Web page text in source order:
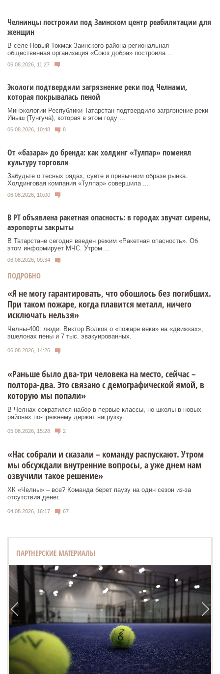
Челнинцы построили под Заинском центр реабилитации для
женщин
В селе Новый Токмак Заинского района региональная
общественная организация «Союз добра» построила ...
06.08.2026, 11:27
Экологи подтвердили загрязнение реки под Челнами,
которая покрывалась пеной
Минэкологии Республики Татарстан подтвердило загрязнение реки
Иныш (Тунгуча), которая в этом году ...
06.08.2026, 10:48 8
От «базара» до бренда: как холдинг «Тулпар» поменял
культуру торговли
Забудьте о тесных рядах, суете и привычном образе рынка.
Холдинговая компания «Тулпар» совершила ...
06.08.2026, 10:00
В РТ объявлена ракетная опасность: в городах звучат сирены,
аэропорты закрыты
В Татарстане сегодня введен режим «Ракетная опасность». Об
этом информирует МЧС. Утром ...
06.08.2026, 09:34
ПОДРОБНО
«Я не могу гарантировать, что обошлось без погибших.
При таком пожаре, когда плавится металл, ничего
исключать нельзя»
Челны-400: люди. Виктор Волков о «пожаре века» на «движках»,
эшелонах пены и 7 тыс. эвакуированных.
06.08.2026, 14:26
«Раньше было два-три человека на место, сейчас –
полтора-два. Это связано с демографической ямой, в
которую мы попали»
В Челнах сократился набор в первые классы, но школы в новых
районах по-прежнему держат нагрузку.
05.08.2026, 15:28 2
«Нас собрали и сказали – команду распускают. Утром
мы обсуждали внутренние вопросы, а уже днем нам
озвучили такое решение»
ХК «Челны» – все? Команда берет паузу на один сезон из-за
отсутствия денег.
04.08.2026, 16:17 67
ПАРТНЕРСКИЕ МАТЕРИАЛЫ